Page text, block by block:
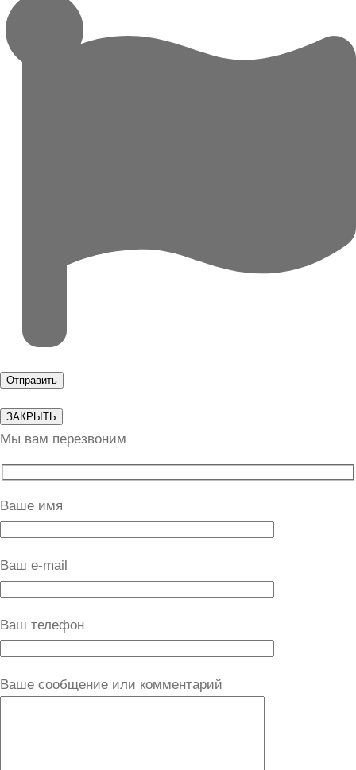
ЗАКРЫТЬ
Мы вам перезвоним
Ваше имя
Ваш e-mail
Ваш телефон
Ваше сообщение или комментарий